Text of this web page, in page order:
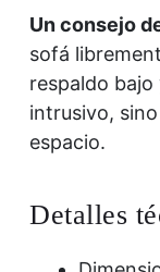
Un consejo
sofá
respaldo bajo
intrusivo,
espacio.
Detalles